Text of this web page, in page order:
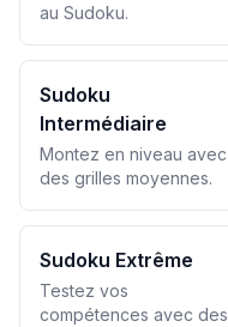
au Sudoku.
Sudoku
Intermédiaire
Montez en niveau avec
des grilles moyennes.
Sudoku Extrême
Testez vos
compétences avec des